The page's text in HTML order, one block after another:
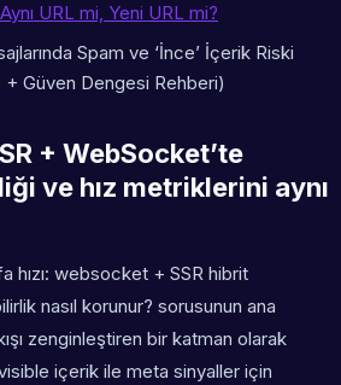
URL mi, Yeni URL mi?
Spam ve ‘İnce’ İçerik Riski
+ Güven Dengesi Rehberi)
+ WebSocket’te
ve hız metriklerini aynı
hızı: websocket + SSR hibrit
nasıl korunur? sorusunun ana
zenginleştiren bir katman olarak
içerik ile meta sinyaller için